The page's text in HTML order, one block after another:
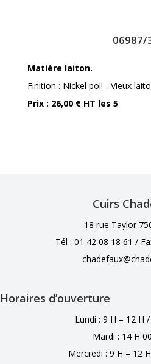
06987/
Matière laiton.
Finition : Nickel poli - Vieux
Prix : 26,00 € HT les 5
Cuirs
18 rue Taylor
Tél : 01 42 08 18 61 /
Horaires d’ouverture
Lundi : 9 H – 12 H
Mardi : 14 H
Mercredi : 9 H – 12